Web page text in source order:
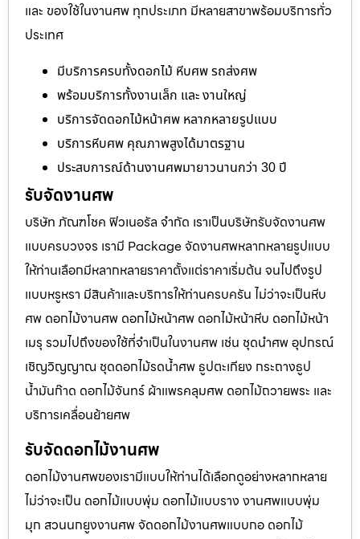
และ ของใช้ในงานศพ ทุกประเภท มีหลายสาขาพร้อมบริการทั่ว
ประเทศ
มีบริการครบทั้งดอกไม้ หีบศพ รถส่งศพ
พร้อมบริการทั้งงานเล็ก และ งานใหญ่
บริการจัดดอกไม้หน้าศพ หลากหลายรูปแบบ
บริการหีบศพ คุณภาพสูงได้มาตรฐาน
ประสบการณ์ด้านงานศพมายาวนานกว่า 30 ปี
รับจัดงานศพ
บริษัท ภัณฑโชค ฟิวเนอรัล จำกัด เราเป็นบริษัทรับจัดงานศพ
แบบครบวงจร เรามี Package จัดงานศพหลากหลายรูปแบบ
ให้ท่านเลือกมีหลากหลายราคาตั้งแต่ราคาเริ่มต้น จนไปถึงรูป
แบบหรูหรา มีสินค้าและบริการให้ท่านครบครัน ไม่ว่าจะเป็นหีบ
ศพ ดอกไม้งานศพ ดอกไม้หน้าศพ ดอกไม้หน้าหีบ ดอกไม้หน้า
เมรุ รวมไปถึงของใช้ที่จำเป็นในงานศพ เช่น ชุดนำศพ อุปกรณ์
เชิญวิญญาณ ชุดดอกไม้รดน้ำศพ ธูปตะเกียง กระถางธูป
น้ำมันก๊าด ดอกไม้จันทร์ ผ้าแพรคลุมศพ ดอกไม้ถวายพระ และ
บริการเคลื่อนย้ายศพ
รับจัดดอกไม้งานศพ
ดอกไม้งานศพของเรามีแบบให้ท่านได้เลือกดูอย่างหลากหลาย
ไม่ว่าจะเป็น ดอกไม้แบบพุ่ม ดอกไม้แบบราง งานศพแบบพุ่ม
มุก สวนนกยูงงานศพ จัดดอกไม้งานศพแบบกอ ดอกไม้